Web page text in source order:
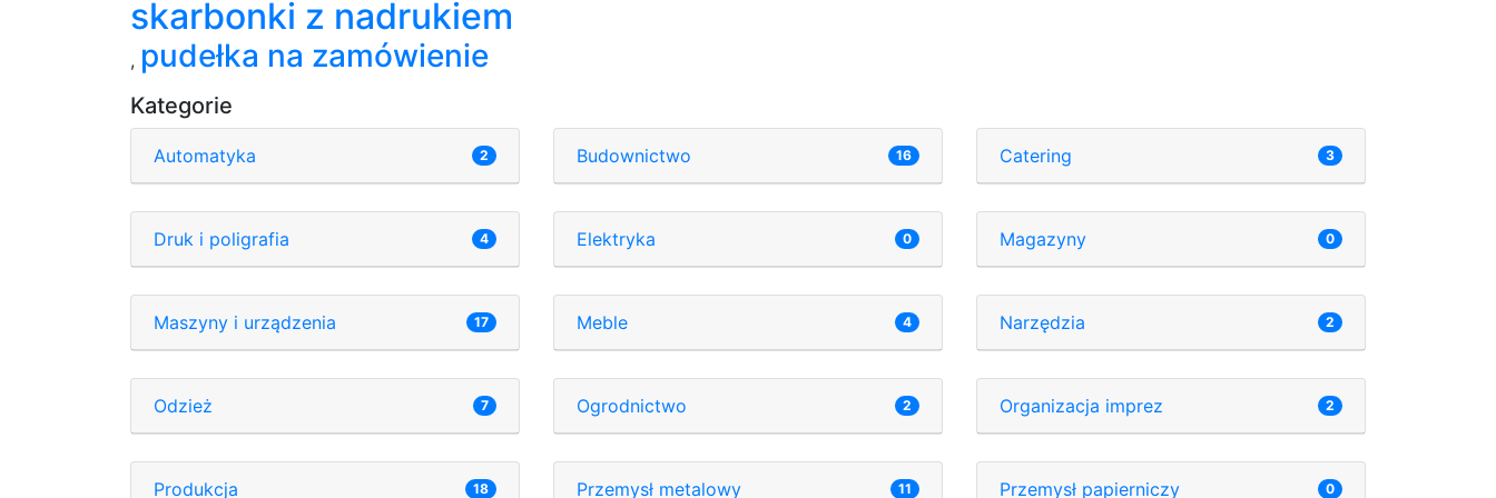
skarbonki z nadrukiem
, pudełka na zamówienie
Kategorie
Automatyka 2 Budownictwo 16 Catering 3
Druk i poligrafia 4 Elektryka 0 Magazyny 0
Maszyny i urządzenia 17 Meble 4 Narzędzia 2
Odzież 7 Ogrodnictwo 2 Organizacja imprez 2
Produkcja 18 Przemysł metalowy 11 Przemysł papierniczy 0